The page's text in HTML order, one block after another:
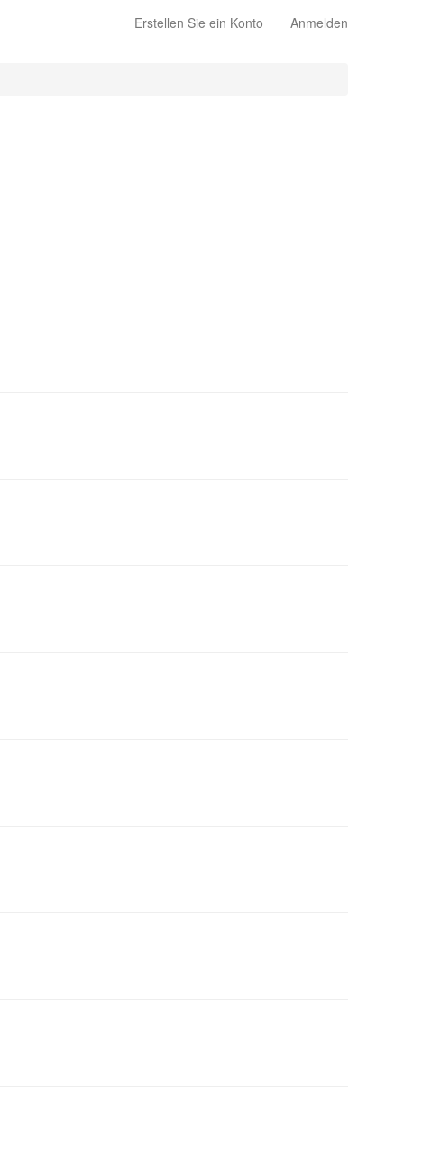
Erstellen Sie ein Konto Anmelden